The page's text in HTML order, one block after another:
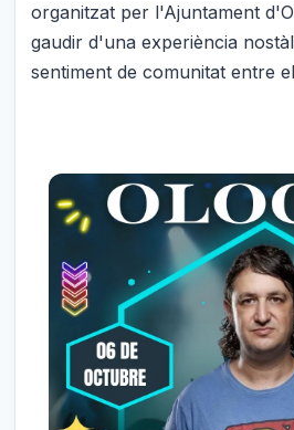
organitzat per l'Ajuntament
gaudir d'una experiència
sentiment de comunitat entre